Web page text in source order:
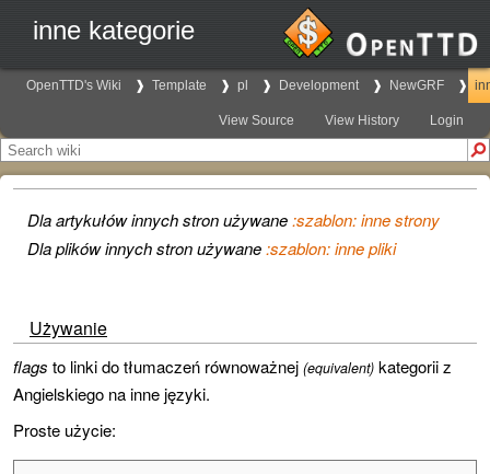
inne kategorie
OpenTTD's Wiki Template pl Development NewGRF
View Source View History Login
Dla artykułów innych stron używane :szablon: inne strony
Dla plików innych stron używane :szablon: inne pliki
Używanie
flags to linki do tłumaczeń równoważnej (equivalent) kategorii z
Angielskiego na inne języki.
Proste użycie: